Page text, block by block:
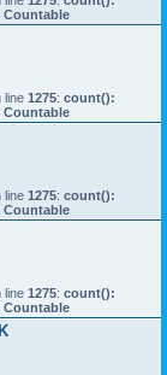
Countable
line 1275: count():
Countable
line 1275: count():
Countable
line 1275: count():
Countable